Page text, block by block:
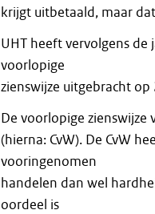
krijgt uitbetaald, maar
UHT heeft vervolgens
voorlopige
zienswijze uitgebracht
De voorlopige zienswijze
(hierna: CvW). De CvW
vooringenomen
handelen dan wel
oordeel is